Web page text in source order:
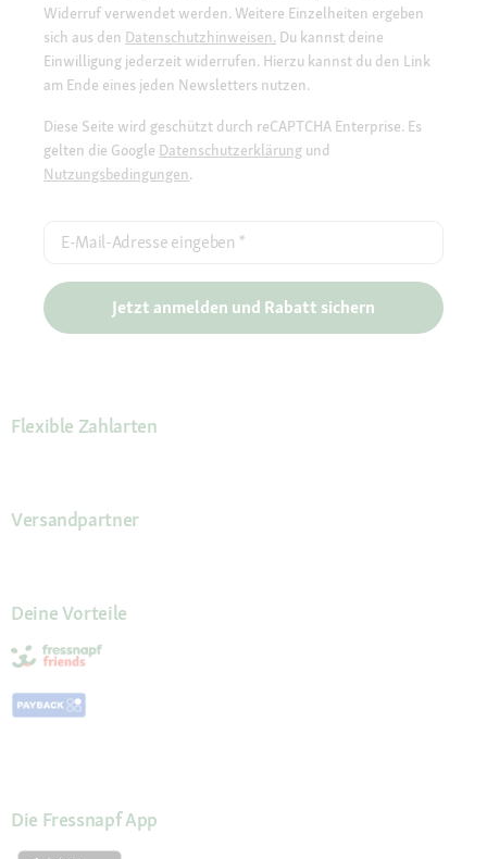
Widerruf verwendet werden. Weitere Einzelheiten ergeben
sich aus den Datenschutzhinweisen. Du kannst deine
Einwilligung jederzeit widerrufen. Hierzu kannst du den Link
am Ende eines jeden Newsletters nutzen.
Diese Seite wird geschützt durch reCAPTCHA Enterprise. Es
gelten die Google Datenschutzerklärung und
Nutzungsbedingungen.
E-Mail-Adresse eingeben *
Jetzt anmelden und Rabatt sichern
Flexible Zahlarten
Versandpartner
Deine Vorteile
Die Fressnapf App